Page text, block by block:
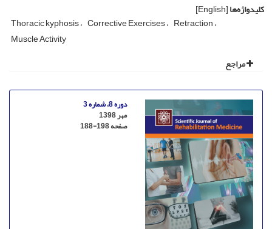
کلیدواژه‌ها[English]
Thoracic kyphosis Corrective Exercises Retraction
Muscle Activity
مراجع
دوره 8، شماره 3
مهر 1398
صفحه188-198